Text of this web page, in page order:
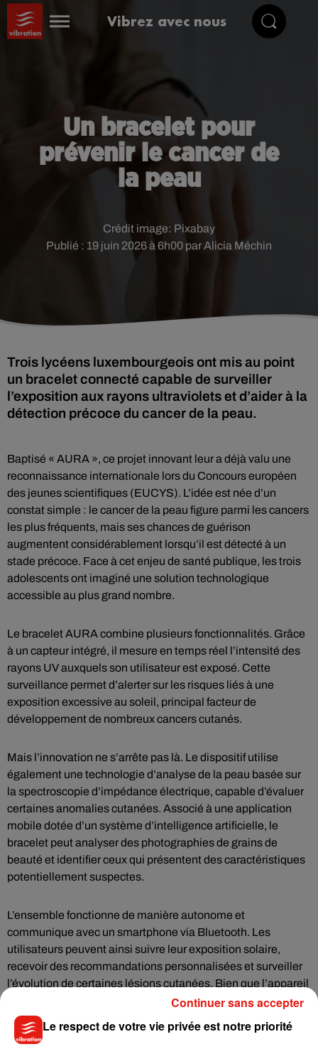
Vibrez avec nous
Un bracelet pour
prévenir le cancer de
la peau
Publié : 19 juin 2026 à 6h00 par Alicia Méchin
Crédit image: Pixabay
Trois lycéens luxembourgeois ont mis au point
un bracelet connecté capable de surveiller
l’exposition aux rayons ultraviolets et d’aider à la
détection précoce du cancer de la peau.
Baptisé « AURA », ce projet innovant leur a déjà valu une
reconnaissance internationale lors du Concours européen
des jeunes scientifiques (EUCYS). L’idée est née d’un
constat simple : le cancer de la peau figure parmi les cancers
les plus fréquents, mais ses chances de guérison
augmentent considérablement lorsqu’il est détecté à un
stade précoce. Face à cet enjeu de santé publique, les trois
adolescents ont imaginé une solution technologique
accessible au plus grand nombre.
Le bracelet AURA combine plusieurs fonctionnalités. Grâce
à un capteur intégré, il mesure en temps réel l’intensité des
rayons UV auxquels son utilisateur est exposé. Cette
surveillance permet d’alerter sur les risques liés à une
exposition excessive au soleil, principal facteur de
développement de nombreux cancers cutanés.
Mais l’innovation ne s’arrête pas là. Le dispositif utilise
également une technologie d’analyse de la peau basée sur
la spectroscopie d’impédance électrique, capable d’évaluer
certaines anomalies cutanées. Associé à une application
mobile dotée d’un système d’intelligence artificielle, le
bracelet peut analyser des photographies de grains de
beauté et identifier ceux qui présentent des caractéristiques
potentiellement suspectes.
L’ensemble fonctionne de manière autonome et
communique avec un smartphone via Bluetooth. Les
utilisateurs peuvent ainsi suivre leur exposition solaire,
recevoir des recommandations personnalisées et surveiller
l’évolution de certaines lésions cutanées. Bien que l’appareil
ne remplace pas un diagnostic médical, il constitue un outil
de prévention et d’orientation particulièrement prometteur.
Le respect de votre vie privée est notre priorité
Continuer sans accepter